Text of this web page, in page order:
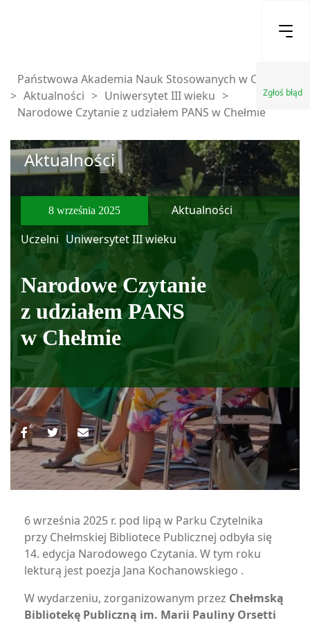
Zgłoś błąd
Państwowa Akademia Nauk Stosowanych w Chełmie
> Aktualności > Uniwersytet III wieku >
Narodowe Czytanie z udziałem PANS w Chełmie
Aktualności
8 września 2025
Aktualności
Uczelni Uniwersytet III wieku
Narodowe Czytanie
z udziałem PANS
w Chełmie
6 września 2025 r. pod lipą w Parku Czytelnika
przy Chełmskiej Bibliotece Publicznej odbyła się
14. edycja Narodowego Czytania. W tym roku
lekturą jest poezja Jana Kochanowskiego .
W wydarzeniu, zorganizowanym przez Chełmską
Bibliotekę Publiczną im. Marii Pauliny Orsetti